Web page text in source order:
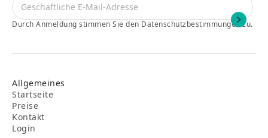
Durch Anmeldung stimmen Sie den Datenschutzbestimmungen zu.
Allgemeines
Startseite
Preise
Kontakt
Login